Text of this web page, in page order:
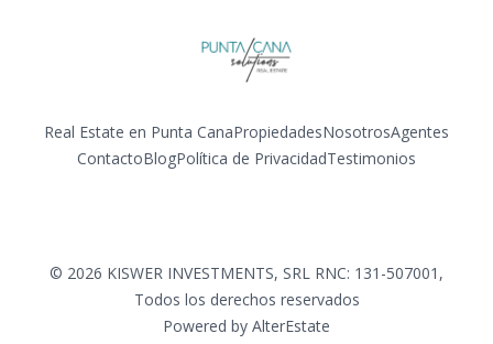
Real Estate en Punta CanaPropiedadesNosotrosAgentes
ContactoBlogPolítica de PrivacidadTestimonios
© 2026 KISWER INVESTMENTS, SRL RNC: 131-507001 ,
Todos los derechos reservados
Powered by AlterEstate